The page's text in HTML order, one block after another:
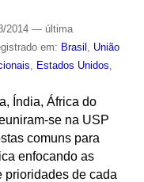
2014 — última
em: Brasil
União
Estados Unidos
Índia, África do
se na USP
comuns para
enfocando as
prioridades de cada